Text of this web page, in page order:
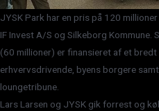
JYSK Park har en pris på 120
IF Invest A/S og Silkeborg Kommune.
(60 millioner) er finansieret af et
erhvervsdrivende, byens borgere
loungetribune.
Lars Larsen og JYSK gik forrest og